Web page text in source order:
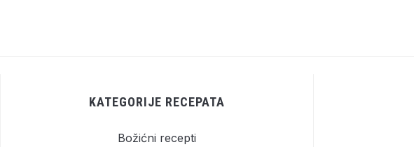
KATEGORIJE RECEPATA
Božićni recepti